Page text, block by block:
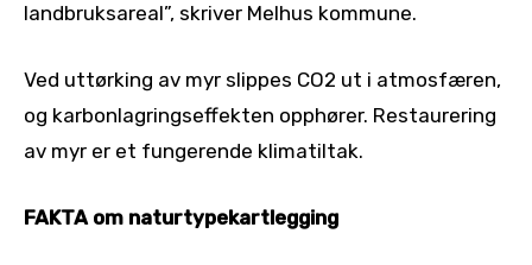
landbruksareal”, skriver Melhus kommune.
Ved uttørking av myr slippes CO2 ut i atmosfæren,
og karbonlagringseffekten opphører. Restaurering
av myr er et fungerende klimatiltak.
FAKTA om naturtypekartlegging